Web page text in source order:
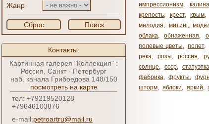
Жанр
Сброс Поиск
Контакты:
Картинная галерея "Коллекция" :
Россия, Санкт - Петербург
наб. канала Грибоедова 148/150
посмотреть на карте
тел: +79219520128
+79646103876
e-mail:petroartru@mail.ru
импрессионизм, калина
крепость, крест, крым,
мелодия, митинг,
облака, обнаженная,
полевые цветы, полет,
река, розы, россия,
солнце, ссср, статуэтка
фабрика, фрукты,
шторм, яблоки, яркий,